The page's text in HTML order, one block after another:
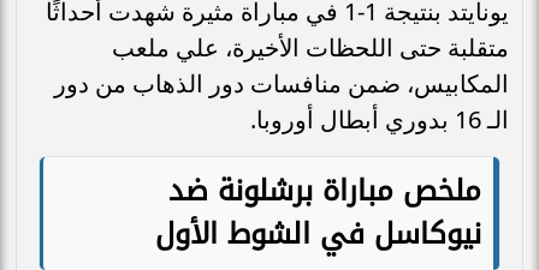
يونايتد بنتيجة 1-1 في مباراة مثيرة شهدت أحداثًا
متقلبة حتى اللحظات الأخيرة، علي ملعب
المكابيس، ضمن منافسات دور الذهاب من دور
الـ 16 بدوري أبطال أوروبا.
ملخص مباراة برشلونة ضد
نيوكاسل في الشوط الأول